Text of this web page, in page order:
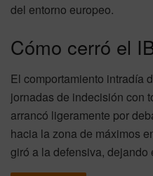
del entorno europeo.
Cómo cerró el
El comportamiento intradía
jornadas de indecisión con
arrancó ligeramente por
hacia la zona de máximos
giró a la defensiva, dejando